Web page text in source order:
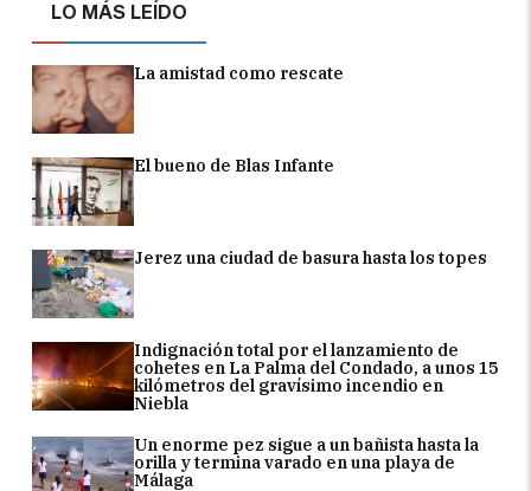
LO MÁS LEÍDO
La amistad como rescate
El bueno de Blas Infante
Jerez una ciudad de basura hasta los topes
Indignación total por el lanzamiento de
cohetes en La Palma del Condado, a unos 15
kilómetros del gravísimo incendio en
Niebla
Un enorme pez sigue a un bañista hasta la
orilla y termina varado en una playa de
Málaga